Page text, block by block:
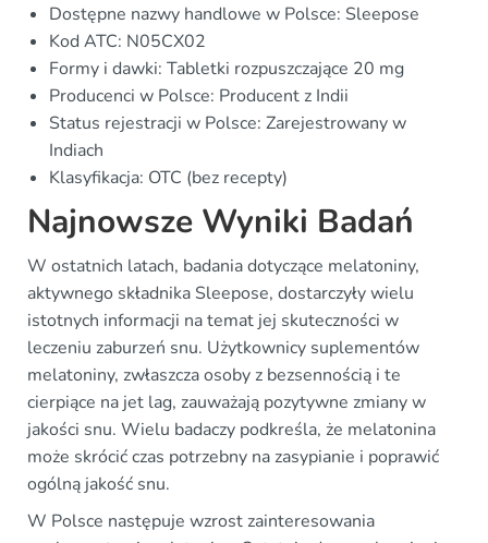
Dostępne nazwy handlowe w Polsce: Sleepose
Kod ATC: N05CX02
Formy i dawki: Tabletki rozpuszczające 20 mg
Producenci w Polsce: Producent z Indii
Status rejestracji w Polsce: Zarejestrowany w
Indiach
Klasyfikacja: OTC (bez recepty)
Najnowsze Wyniki Badań
W ostatnich latach, badania dotyczące melatoniny,
aktywnego składnika Sleepose, dostarczyły wielu
istotnych informacji na temat jej skuteczności w
leczeniu zaburzeń snu. Użytkownicy suplementów
melatoniny, zwłaszcza osoby z bezsennością i te
cierpiące na jet lag, zauważają pozytywne zmiany w
jakości snu. Wielu badaczy podkreśla, że melatonina
może skrócić czas potrzebny na zasypianie i poprawić
ogólną jakość snu.
W Polsce następuje wzrost zainteresowania